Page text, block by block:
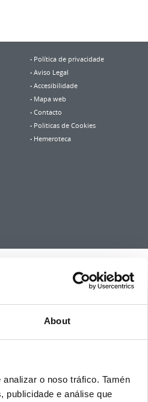
About
o noso tráfico. Tamén
publicidade e análise que
Política de privacidade
Aviso Legal
Accesibilidade
Mapa web
Contacto
Politicas de Cookies
Hemeroteca